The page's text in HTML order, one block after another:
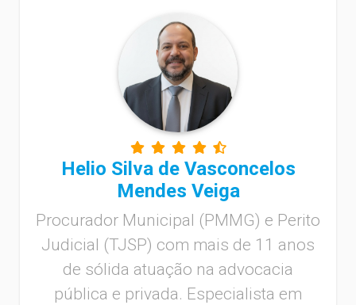
Helio Silva de Vasconcelos
Mendes Veiga
Procurador Municipal (PMMG) e Perito
Judicial (TJSP) com mais de 11 anos
de sólida atuação na advocacia
pública e privada. Especialista em